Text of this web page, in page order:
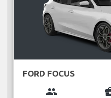
FORD FOCUS
group